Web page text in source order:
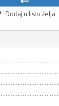
Dodaj u listu želja